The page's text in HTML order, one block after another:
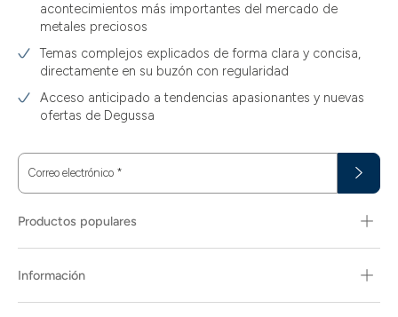
acontecimientos más importantes del mercado de
metales preciosos
Temas complejos explicados de forma clara y concisa,
directamente en su buzón con regularidad
Acceso anticipado a tendencias apasionantes y nuevas
ofertas de Degussa
Correo electrónico *
Productos populares
Información